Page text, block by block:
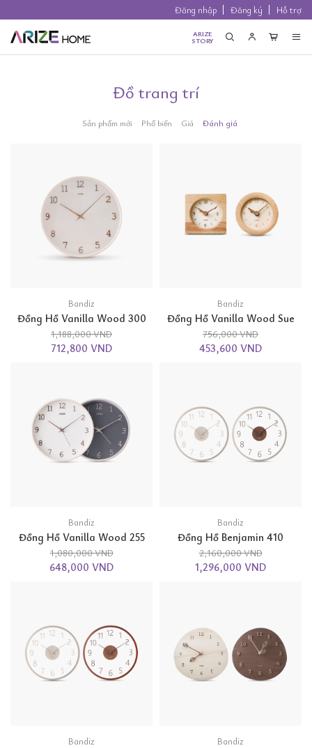
Đăng nhập Đăng ký Hỗ trợ
ARIZE
STORY
Đồ trang trí
Sản phẩm mới Phổ biến Giá Đánh giá
Bandiz
Đồng Hồ Vanilla Wood 300
1,188,000 VND
712,800 VND
Bandiz
Đồng Hồ Vanilla Wood Sue
756,000 VND
453,600 VND
Bandiz
Đồng Hồ Vanilla Wood 255
1,080,000 VND
648,000 VND
Bandiz
Đồng Hồ Benjamin 410
2,160,000 VND
1,296,000 VND
Bandiz Bandiz